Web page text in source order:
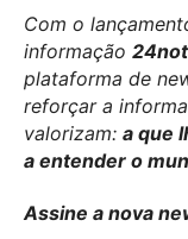
Com o
informação
plataforma de
reforçar a
valorizam: a que
a entender o
Assine a nova